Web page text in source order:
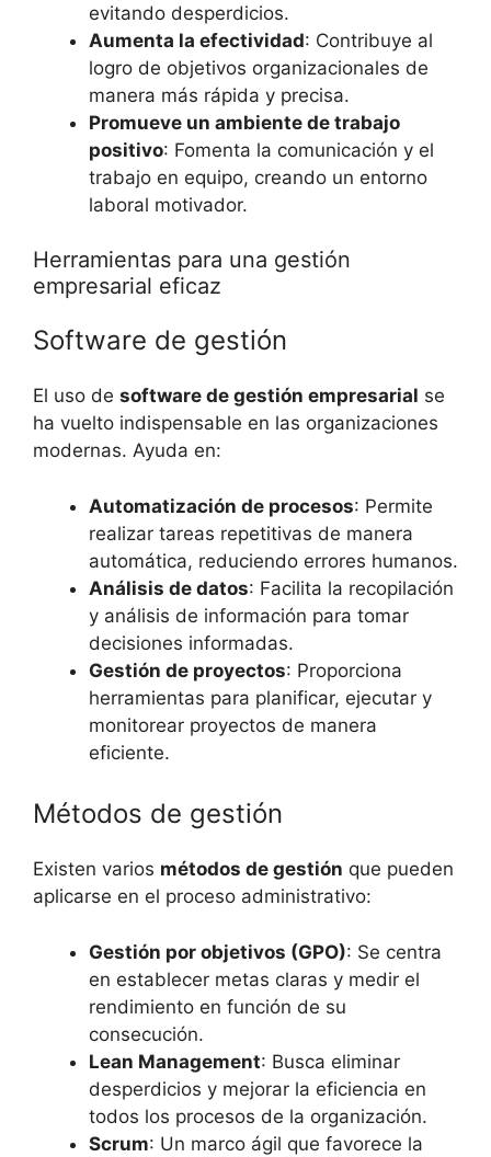
evitando desperdicios.
Aumenta la efectividad: Contribuye al
logro de objetivos organizacionales de
manera más rápida y precisa.
Promueve un ambiente de trabajo
positivo: Fomenta la comunicación y el
trabajo en equipo, creando un entorno
laboral motivador.
Herramientas para una gestión
empresarial eficaz
Software de gestión
El uso de software de gestión empresarial se
ha vuelto indispensable en las organizaciones
modernas. Ayuda en:
Automatización de procesos: Permite
realizar tareas repetitivas de manera
automática, reduciendo errores humanos.
Análisis de datos: Facilita la recopilación
y análisis de información para tomar
decisiones informadas.
Gestión de proyectos: Proporciona
herramientas para planificar, ejecutar y
monitorear proyectos de manera
eficiente.
Métodos de gestión
Existen varios métodos de gestión que pueden
aplicarse en el proceso administrativo:
Gestión por objetivos (GPO): Se centra
en establecer metas claras y medir el
rendimiento en función de su
consecución.
Lean Management: Busca eliminar
desperdicios y mejorar la eficiencia en
todos los procesos de la organización.
Scrum: Un marco ágil que favorece la